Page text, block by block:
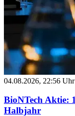
04.08.2026, 22:56 Uhr
BioNTech Aktie:
Halbjahr